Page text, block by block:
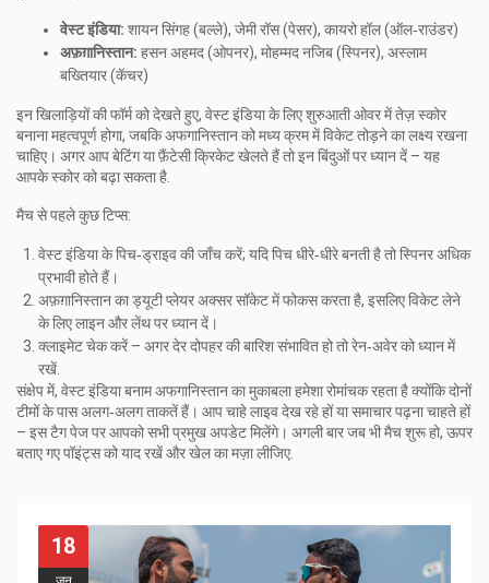
वेस्ट इंडिया: शायन सिंगह (बल्ले), जेमी रॉस (पेसर), कायरो हॉल (ऑल‑राउंडर)
अफ़ग़ानिस्तान: हसन अहमद (ओपनर), मोहम्मद नजिब (स्पिनर), अस्लाम
बख्तियार (कॅचर)
इन खिलाड़ियों की फॉर्म को देखते हुए, वेस्ट इंडिया के लिए शुरुआती ओवर में तेज़ स्कोर
बनाना महत्वपूर्ण होगा, जबकि अफगानिस्तान को मध्य क्रम में विकेट तोड़ने का लक्ष्य रखना
चाहिए। अगर आप बेटिंग या फ़ैंटेसी क्रिकेट खेलते हैं तो इन बिंदुओं पर ध्यान दें – यह
आपके स्कोर को बढ़ा सकता है.
मैच से पहले कुछ टिप्स:
वेस्ट इंडिया के पिच‑ड्राइव की जाँच करें; यदि पिच धीरे‑धीरे बनती है तो स्पिनर अधिक
प्रभावी होते हैं।
अफ़ग़ानिस्तान का ड्यूटी प्लेयर अक्सर सॉकेट में फोकस करता है, इसलिए विकेट लेने
के लिए लाइन और लेंथ पर ध्यान दें।
क्लाइमेट चेक करें – अगर देर दोपहर की बारिश संभावित हो तो रेन‑अवेर को ध्यान में
रखें.
संक्षेप में, वेस्ट इंडिया बनाम अफगानिस्तान का मुकाबला हमेशा रोमांचक रहता है क्योंकि दोनों
टीमों के पास अलग‑अलग ताकतें हैं। आप चाहे लाइव देख रहे हों या समाचार पढ़ना चाहते हों
– इस टैग पेज पर आपको सभी प्रमुख अपडेट मिलेंगे। अगली बार जब भी मैच शुरू हो, ऊपर
बताए गए पॉइंट्स को याद रखें और खेल का मज़ा लीजिए.
18